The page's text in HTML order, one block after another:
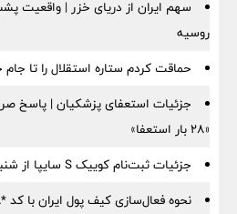
سهم ایران از دریای خزر | واقعیت
روسیه
حماقت کردم ستاره استقلال را تا جام
جزئیات استعفای پزشکیان | پاسخ
«۲۸ بار استعفا»
جزئیات ثبت‌نام کوییک S سایپا از شنبه ۱۷ مرداد + جدول شرایط